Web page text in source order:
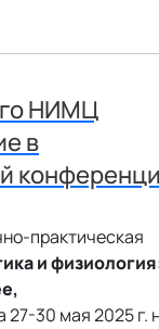
НИМЦ
в
практическая
и
27-30 мая 2025 г.